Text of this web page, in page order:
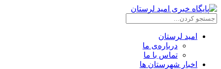
امید لرستان
درباره‌ی ما
تماس با ما
اخبار شهرستان ها